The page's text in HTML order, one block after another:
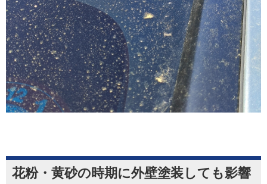
花粉・黄砂の時期に外壁塗装しても影響